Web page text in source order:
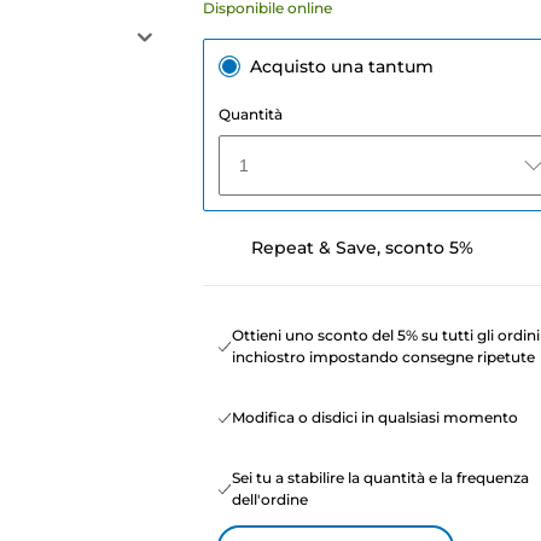
Disponibile online
Acquisto una tantum
Quantità
1
Repeat & Save, sconto 5%
Ottieni uno sconto del 5% su tutti gli
inchiostro impostando consegne ripetute
Modifica o disdici in qualsiasi momento
Sei tu a stabilire la quantità e la frequenza
dell'ordine